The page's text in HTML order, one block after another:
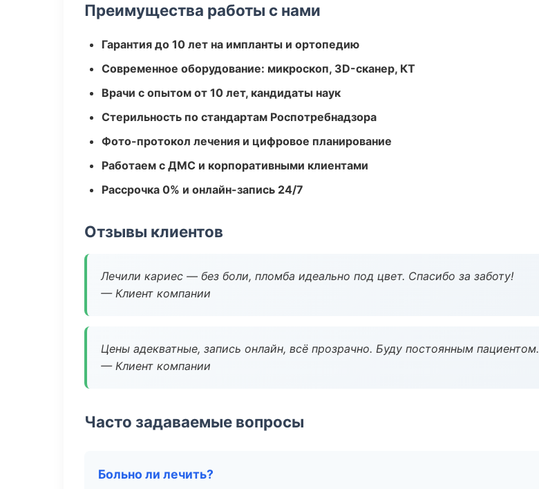
Преимущества работы с нами
Гарантия до 10 лет на импланты и ортопедию
Современное оборудование: микроскоп, 3D-сканер, КТ
Врачи с опытом от 10 лет, кандидаты наук
Стерильность по стандартам Роспотребнадзора
Фото-протокол лечения и цифровое планирование
Работаем с ДМС и корпоративными клиентами
Рассрочка 0% и онлайн-запись 24/7
Отзывы клиентов
Лечили кариес — без боли, пломба идеально под цвет. Спасибо за заботу!
— Клиент компании
Цены адекватные, запись онлайн, всё прозрачно. Буду постоянным пациентом.
— Клиент компании
Часто задаваемые вопросы
Больно ли лечить?